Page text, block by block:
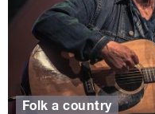
Folk a country